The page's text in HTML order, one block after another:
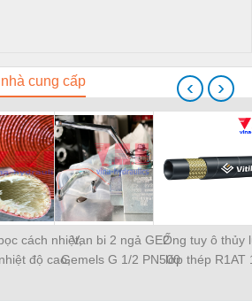
cung cấp
cách nhiệt,
độ cao,
Van bi 2 ngả GE2
Gemels G 1/2 PN500
Ống tuy ô thủy
lớp thép R1AT
‹ ›